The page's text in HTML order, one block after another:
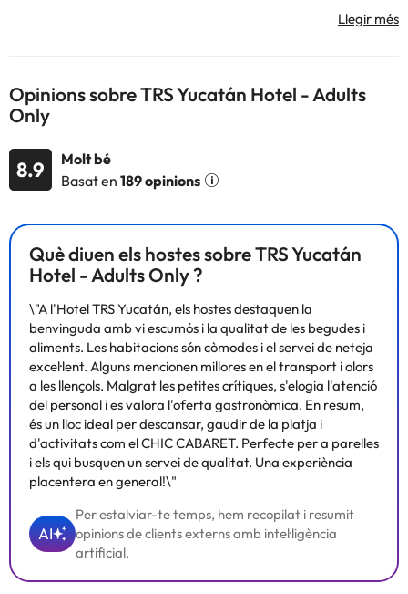
i accés il·limitat a una àmplia gamma 'excel·lents serveis,
Podeu consultar les vostres tarifes directament a 'establiment.
'allotjament pot canviar la manera com ofereix el servei de
restauració segons necessitats. Aquesta informació està subjecta
Alguns dels serveis detallats poden ser de pagament. Podeu
informació d'aquesta fitxa està subjecta a canvis per part de
l'allotjament. Si tens dubtes, contacta'ns.
Opinions sobre TRS Yucatán Hotel - Adults
Only
8.9
Molt bé
Basat en 189 opinions
Què diuen els hostes sobre TRS Yucatán
Hotel - Adults Only ?
\"A l'Hotel TRS Yucatán, els hostes destaquen la
benvinguda amb vi escumós i la qualitat de les begudes i
aliments. Les habitacions són còmodes i el servei de neteja
excel·lent. Alguns mencionen millores en el transport i olors
a les llençols. Malgrat les petites crítiques, s'elogia l'atenció
del personal i es valora l'oferta gastronòmica. En resum,
és un lloc ideal per descansar, gaudir de la platja i
d'activitats com el CHIC CABARET. Perfecte per a parelles
i els qui busquen un servei de qualitat. Una experiència
placentera en general!\"
AI
Per estalviar-te temps, hem recopilat i resumit
opinions de clients externs amb intel·ligència
artificial.